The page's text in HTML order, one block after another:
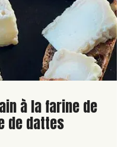
à la farine de
de dattes